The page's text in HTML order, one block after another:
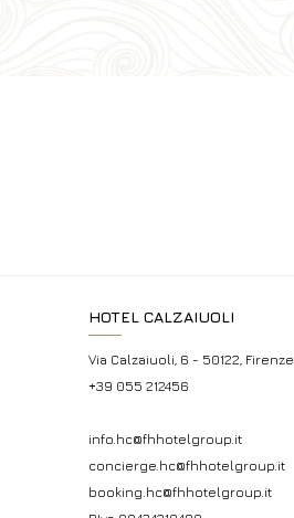
HOTEL CALZAIUOLI
Via Calzaiuoli, 6 - 50122, Firenze
+39 055 212456
info.hc@fhhotelgroup.it
concierge.hc@fhhotelgroup.it
booking.hc@fhhotelgroup.it